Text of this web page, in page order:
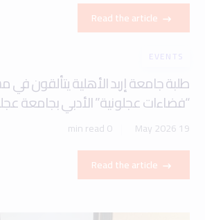
Read the article
EVENTS
طلبة جامعة إربد الأهلية يتألقون
“فضاءات عجلونية” الأدبي بجامعة
19 May 2026
0 min read
Read the article